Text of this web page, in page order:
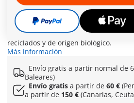
escenarios de juego llenos de
caballos de PLAYMOBIL representa
sostenibilidad, ya que todos los sets
fabricados con una media de más del
reciclados y de origen biológico.
Más información
Envío gratis a partir normal de
Baleares)
Envío gratis a partir de 60 €
a partir de 150 € (Canarias,